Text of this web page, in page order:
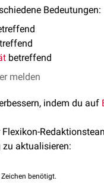
Bedeutungen:
betreffend
melden
indem du auf
aktualisieren:
benötigt.